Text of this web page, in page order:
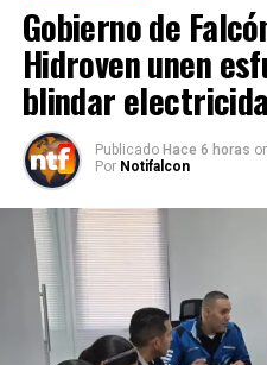
Gobierno de
Hidroven unen
blindar
Publicado Hace 6 horas
Por Notifalcon